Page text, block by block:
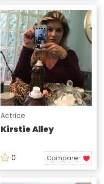
Actrice
Kirstie Alley
0 Comparer